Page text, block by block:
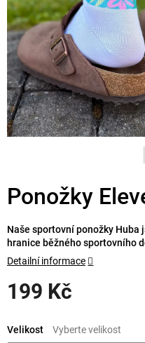
Ponožky
199 Kč
cena:
Velikost
Naše sportovní ponožky
hranice běžného sportovního
Detailní informace